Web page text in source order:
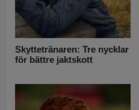
Skyttetränaren: Tre nycklar
för bättre jaktskott